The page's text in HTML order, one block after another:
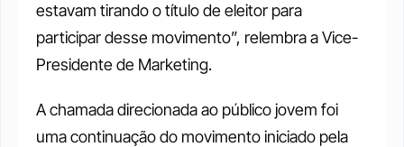
estavam tirando o título de eleitor para
participar desse movimento”, relembra a Vice-
Presidente de Marketing.
A chamada direcionada ao público jovem foi
uma continuação do movimento iniciado pela